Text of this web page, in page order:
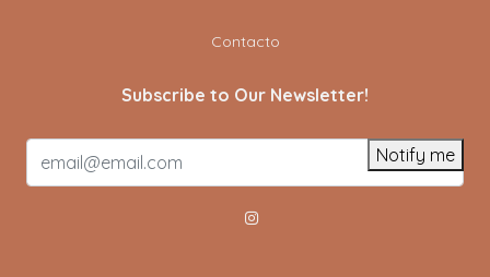
Contacto
Subscribe to Our Newsletter!
Notify me